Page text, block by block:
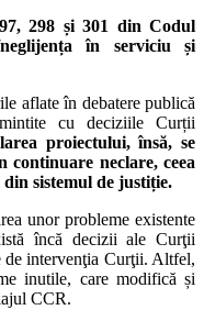
298 și 301 din Codul
în serviciu și
aflate în debatere publică
cu deciziile Curții
proiectului, însă, se
continuare neclare, ceea
sistemul de justiție.
unor probleme existente
încă decizii ale Curţii
de intervenţia Curţii. Altfel,
inutile, care modifică și
CCR.